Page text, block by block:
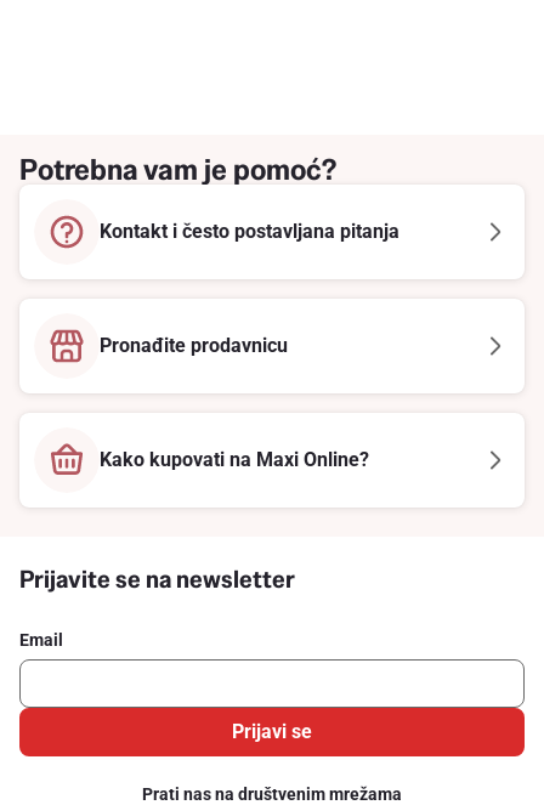
Potrebna vam je pomoć?
Kontakt i često postavljana pitanja
Pronađite prodavnicu
Kako kupovati na Maxi Online?
Prijavite se na newsletter
Email
Prijavi se
Prati nas na društvenim mrežama